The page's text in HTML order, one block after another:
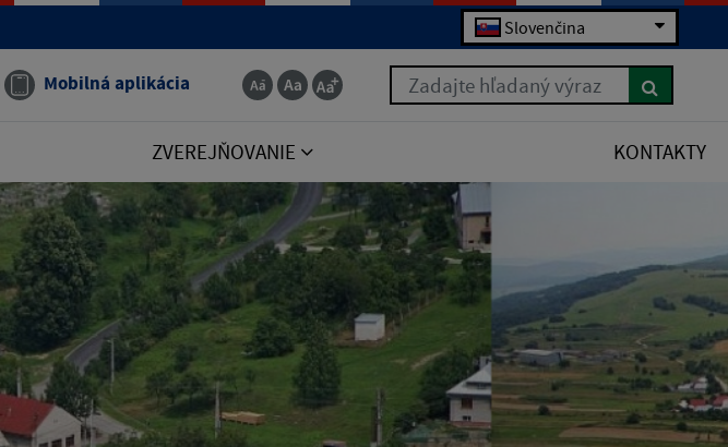
Slovenčina
Mobilná aplikácia Zadajte hľadaný výraz
ZVEREJŇOVANIE KONTAKTY